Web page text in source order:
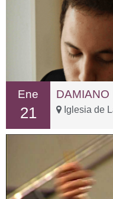
Ene
21 Iglesia de